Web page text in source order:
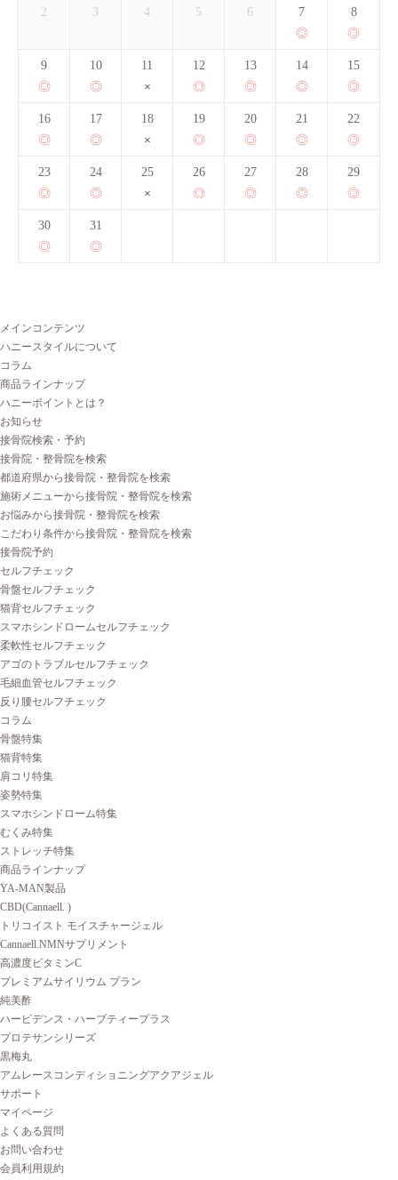
2 3 4 5 6 7 8
9 10 11 12 13 14 15
16 17 18 19 20 21 22
23 24 25 26 27 28 29
30 31
メインコンテンツ
ハニースタイルについて
コラム
商品ラインナップ
ハニーポイントとは？
お知らせ
接骨院検索・予約
接骨院・整骨院を検索
都道府県から接骨院・整骨院を検索
施術メニューから接骨院・整骨院を検索
お悩みから接骨院・整骨院を検索
こだわり条件から接骨院・整骨院を検索
接骨院予約
セルフチェック
骨盤セルフチェック
猫背セルフチェック
スマホシンドロームセルフチェック
柔軟性セルフチェック
アゴのトラブルセルフチェック
毛細血管セルフチェック
反り腰セルフチェック
コラム
骨盤特集
猫背特集
肩コリ特集
姿勢特集
スマホシンドローム特集
むくみ特集
ストレッチ特集
商品ラインナップ
YA-MAN製品
CBD(Cannaell. )
トリコイスト モイスチャージェル
Cannaell.NMNサプリメント
高濃度ビタミンC
プレミアムサイリウム プラン
純美酢
ハービデンス・ハーブティープラス
プロテサンシリーズ
黒梅丸
アムレースコンディショニングアクアジェル
サポート
マイページ
よくある質問
お問い合わせ
会員利用規約